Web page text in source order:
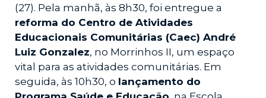
(27). Pela manhã, às 8h30, foi entregue a
reforma do Centro de Atividades
Educacionais Comunitárias (Caec) André
Luiz Gonzalez, no Morrinhos II, um espaço
vital para as atividades comunitárias. Em
seguida, às 10h30, o lançamento do